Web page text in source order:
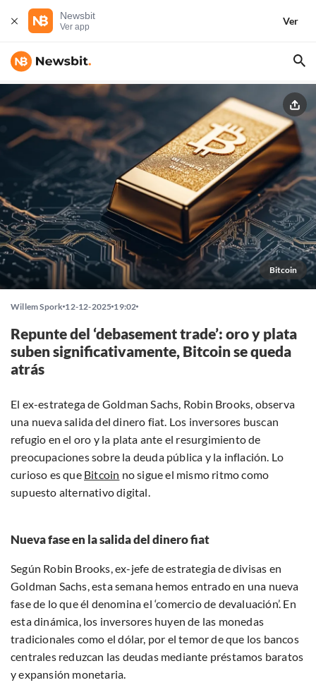
Newsbit
Ver app
Ver
Bitcoin
Willem Spork 12-12-2025 19:02
Repunte del ‘debasement trade’: oro y plata
suben significativamente, Bitcoin se queda
atrás
El ex-estratega de Goldman Sachs, Robin Brooks, observa
una nueva salida del dinero fiat. Los inversores buscan
refugio en el oro y la plata ante el resurgimiento de
preocupaciones sobre la deuda pública y la inflación. Lo
curioso es que Bitcoin no sigue el mismo ritmo como
supuesto alternativo digital.
Nueva fase en la salida del dinero fiat
Según Robin Brooks, ex-jefe de estrategia de divisas en
Goldman Sachs, esta semana hemos entrado en una nueva
fase de lo que él denomina el ‘comercio de devaluación’. En
esta dinámica, los inversores huyen de las monedas
tradicionales como el dólar, por el temor de que los bancos
centrales reduzcan las deudas mediante préstamos baratos
y expansión monetaria.